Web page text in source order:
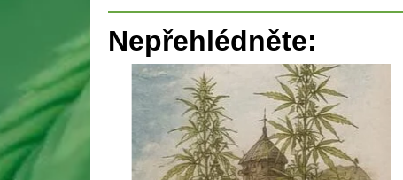
Nepřehlédněte: